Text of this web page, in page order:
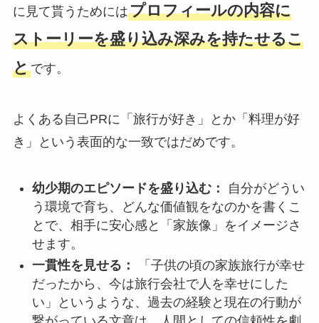
に見て貰うためにはプロフィールの内容に
ストーリーを盛り込み深みを持たせるこ
とです。
よくある自己PRに「旅行が好き」とか「料理が好
き」という表面的な一致ではだめです。
幼少期のエピソードを盛り込む：
自分がどうい
う環境で育ち、どんな価値観をなのかを書くこ
とで、相手に安心感と「家族像」をイメージさ
せます。
一貫性を見せる：
「子供の頃の家族旅行が幸せ
だったから、今は旅行会社で人を幸せにした
い」というような、過去の経験と現在の行動が